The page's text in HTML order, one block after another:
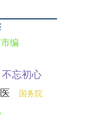
编
不忘初心
国务院